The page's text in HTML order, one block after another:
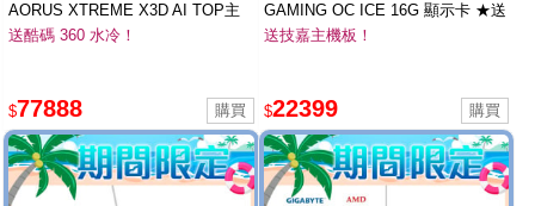
AORUS XTREME X3D AI TOP主
板+Acer D5 8000 16G*2 RGB記憶
送酷碼 360 水冷！
$77888
GAMING OC ICE 16G 顯示卡 ★送
技嘉 B850M DS3H ICE M-ATX主機
送技嘉主機板！
$22399